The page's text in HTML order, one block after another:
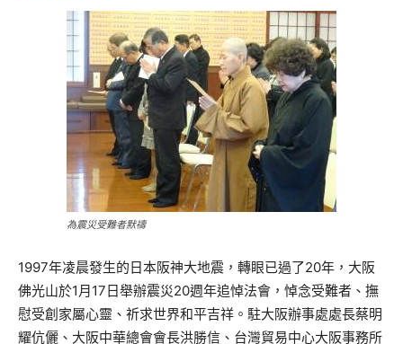
為震災受難者默禱
1997年凌晨發生的日本阪神大地震，轉眼已過了20年，大阪
佛光山於1月17日舉辦震災20週年追悼法會，悼念受難者、撫
慰受創家屬心靈、祈求世界和平吉祥。駐大阪辦事處處長蔡明
耀伉儷、大阪中華總會會長洪勝信、台灣貿易中心大阪事務所